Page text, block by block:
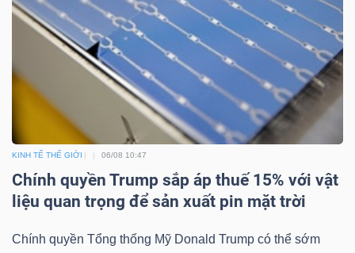
KINH TẾ THẾ GIỚI 06/08 10:47
Chính quyền Trump sắp áp thuế 15% với vật
liệu quan trọng để sản xuất pin mặt trời
Chính quyền Tổng thống Mỹ Donald Trump có thể sớm